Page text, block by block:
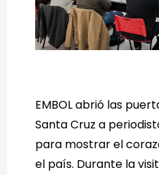
EMBOL abrió las
Santa Cruz a
para mostrar el
el país. Durante la